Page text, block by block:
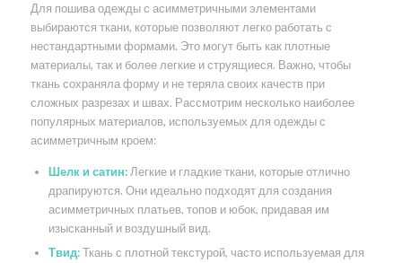
Для пошива одежды с асимметричными элементами
выбираются ткани, которые позволяют легко работать с
нестандартными формами. Это могут быть как плотные
материалы, так и более легкие и струящиеся. Важно, чтобы
ткань сохраняла форму и не теряла своих качеств при
сложных разрезах и швах. Рассмотрим несколько наиболее
популярных материалов, используемых для одежды с
асимметричным кроем:
Шелк и сатин:Легкие и гладкие ткани, которые отлично
драпируются. Они идеально подходят для создания
асимметричных платьев, топов и юбок, придавая им
изысканный и воздушный вид.
Твид:Ткань с плотной текстурой, часто используемая для